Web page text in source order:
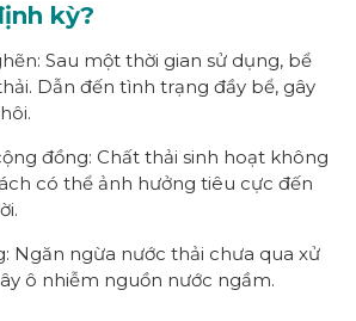
kỳ?
Sau một thời gian sử dụng, bể
Dẫn đến tình trạng đầy bể, gây
đồng: Chất thải sinh hoạt không
có thể ảnh hưởng tiêu cực đến
Ngăn ngừa nước thải chưa qua xử
ô nhiễm nguồn nước ngầm.